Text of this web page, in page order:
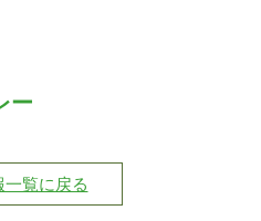
ー
一覧に戻る